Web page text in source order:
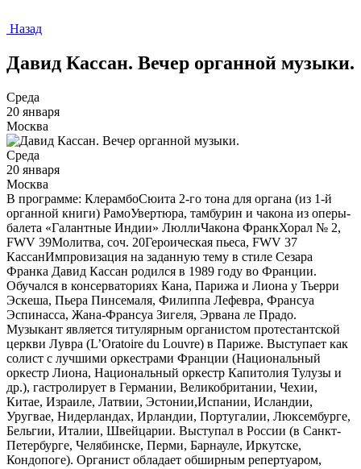
Назад
Давид Кассан. Вечер органной музыки.
Среда
20 января
Москва
Среда
20 января
Москва
В программе: КлерамбоСюита 2-го тона для органа (из 1-й
органной книги) РамоУвертюра, тамбурин и чакона из оперы-
балета «Галантные Индии» ЛюллиЧакона ФранкХорал № 2,
FWV 39Молитва, соч. 20Героическая пьеса, FWV 37
КассанИмпровизация на заданную тему в стиле Сезара
Франка Давид Кассан родился в 1989 году во Франции.
Обучался в консерваториях Кана, Парижа и Лиона у Тьерри
Эскеша, Пьера Пинсемаля, Филиппа Лефевра, Франсуа
Эспинасса, Жана-Франсуа Зигеля, Эрвана ле Прадо.
Музыкант является титулярным органистом протестантской
церкви Лувра (L’Oratoire du Louvre) в Париже. Выступает как
солист с лучшими оркестрами Франции (Национальный
оркестр Лиона, Национальный оркестр Капитолия Тулузы и
др.), гастролирует в Германии, Великобритании, Чехии,
Китае, Израиле, Латвии, Эстонии,Испании, Исландии,
Уругвае, Нидерландах, Ирландии, Португалии, Люксембурге,
Бельгии, Италии, Швейцарии. Выступал в России (в Санкт-
Петербурге, Челябинске, Перми, Барнауле, Иркутске,
Кондопоге). Органист обладает обширным репертуаром,